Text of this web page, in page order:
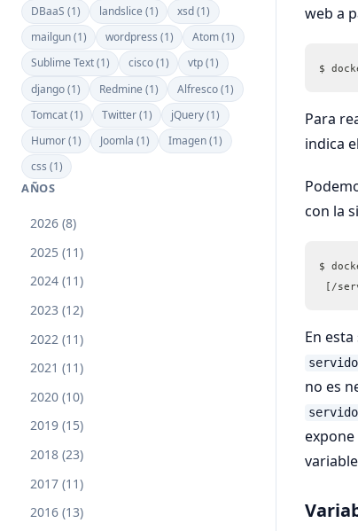
DBaaS (1)
landslice (1)
xsd (1)
mailgun (1)
wordpress (1)
Atom (1)
Sublime Text (1)
cisco (1)
vtp (1)
django (1)
Redmine (1)
Alfresco (1)
Tomcat (1)
Twitter (1)
jQuery (1)
Humor (1)
Joomla (1)
Imagen (1)
css (1)
AÑOS
2026 (8)
2025 (11)
2024 (11)
2023 (12)
2022 (11)
2021 (11)
2020 (10)
2019 (15)
2018 (23)
2017 (11)
2016 (13)
web a
$
Para
indica
con la
$
[/
En
no es